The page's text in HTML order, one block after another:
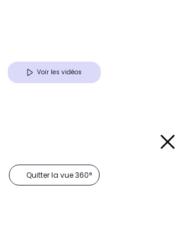
Voir les vidéos
Quitter la vue 360°